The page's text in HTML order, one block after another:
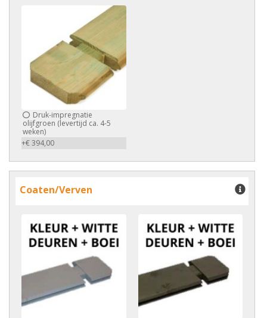
Druk-impregnatie
olijfgroen (levertijd ca. 4-5
weken)
+€ 394,00
Coaten/Verven